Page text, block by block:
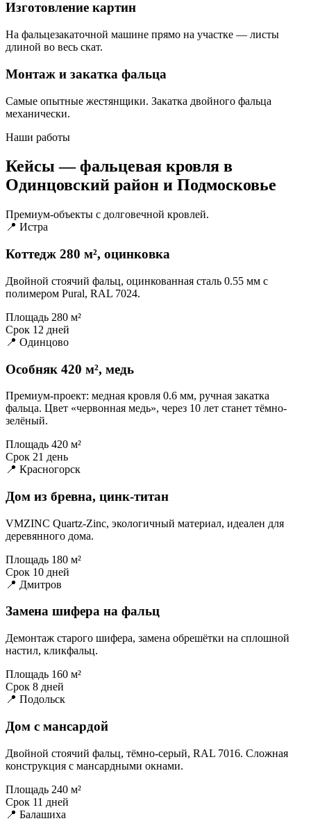
Изготовление картин
На фальцезакаточной машине прямо на участке — листы
длиной во весь скат.
Монтаж и закатка фальца
Самые опытные жестянщики. Закатка двойного фальца
механически.
Наши работы
Кейсы — фальцевая кровля в
Одинцовский район и Подмосковье
Премиум-объекты с долговечной кровлей.
📍 Истра
Коттедж 280 м², оцинковка
Двойной стоячий фальц, оцинкованная сталь 0.55 мм с
полимером Pural, RAL 7024.
Площадь 280 м²
Срок 12 дней
📍 Одинцово
Особняк 420 м², медь
Премиум-проект: медная кровля 0.6 мм, ручная закатка
фальца. Цвет «червонная медь», через 10 лет станет тёмно-
зелёный.
Площадь 420 м²
Срок 21 день
📍 Красногорск
Дом из бревна, цинк-титан
VMZINC Quartz-Zinc, экологичный материал, идеален для
деревянного дома.
Площадь 180 м²
Срок 10 дней
📍 Дмитров
Замена шифера на фальц
Демонтаж старого шифера, замена обрешётки на сплошной
настил, кликфальц.
Площадь 160 м²
Срок 8 дней
📍 Подольск
Дом с мансардой
Двойной стоячий фальц, тёмно-серый, RAL 7016. Сложная
конструкция с мансардными окнами.
Площадь 240 м²
Срок 11 дней
📍 Балашиха